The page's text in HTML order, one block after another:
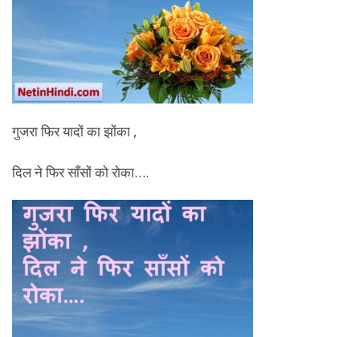
गुजरा फिर यादों का झोंका ,
दिल ने फिर साँसों को रोका….